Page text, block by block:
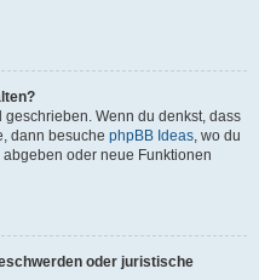
Wenn du denkst, dass
dann besuche phpBB Ideas, wo du
oder neue Funktionen
oder juristische